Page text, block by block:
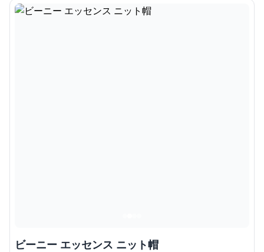
ビーニー エッセンス ニット帽